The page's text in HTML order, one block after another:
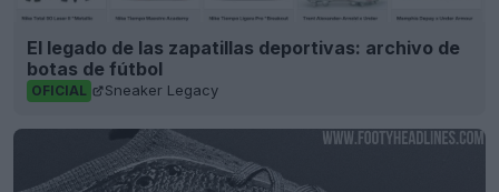
El legado de las zapatillas deportivas: archivo de
botas de fútbol
OFICIAL Sneaker Legacy